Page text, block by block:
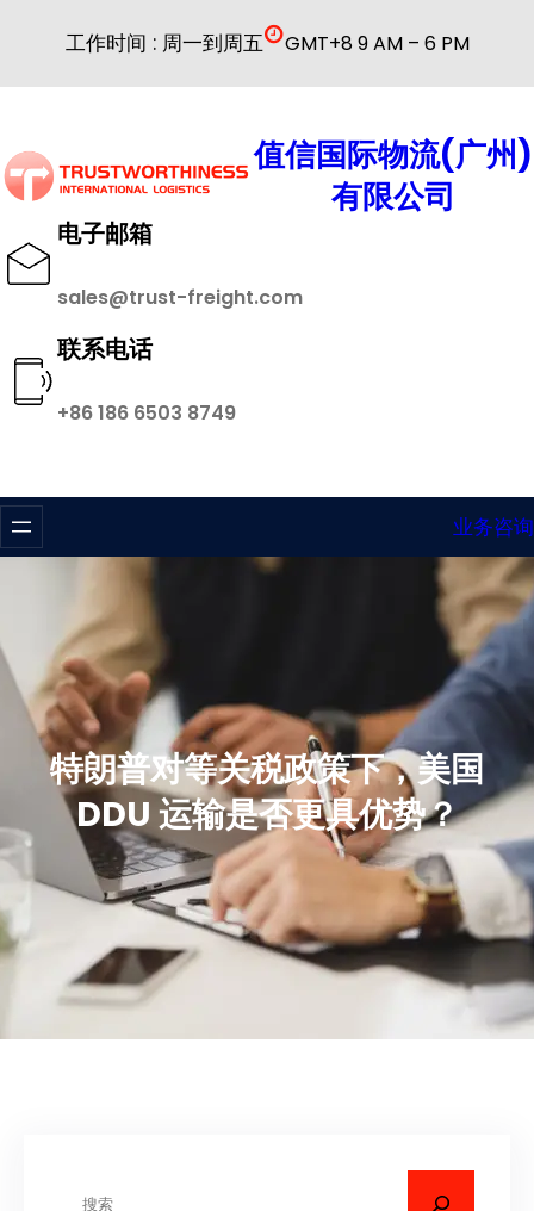
内
工作时间 : 周一到周五 GMT+8 9 AM – 6 PM
值信国际物流(广州)
有限公司
电子邮箱
sales@trust-freight.com
联系电话
+86 186 6503 8749
业务咨询
特朗普对等关税政策下，美国
DDU 运输是否更具优势？​